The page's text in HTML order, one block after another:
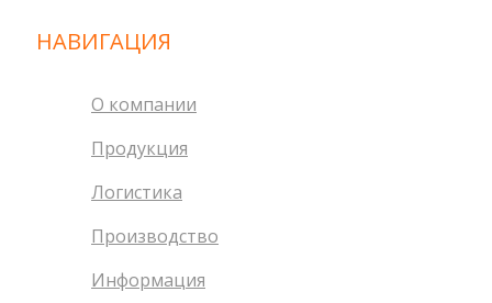
НАВИГАЦИЯ
О компании
Продукция
Логистика
Производство
Информация